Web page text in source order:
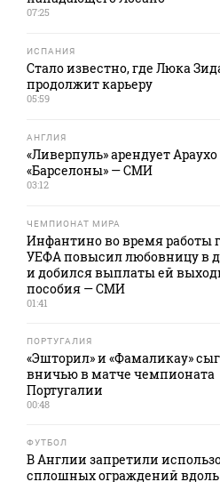
07:25
ИСПАНИЯ
Стало известно, где Люка
продолжит карьеру
05:59
АНГЛИЯ
«Ливерпуль» арендует Араухо
«Барселоны» — СМИ
03:12
ЧЕМПИОНАТ МИРА
Инфантино во время работы
УЕФА повысил любовницу в
и добился выплаты ей
пособия — СМИ
01:41
ПОРТУГАЛИЯ
«Эшторил» и «Фамаликау»
вничью в матче чемпионата
Португалии
00:48
ФУТБОЛ
В Англии запретили
сплошных ограждений вдоль